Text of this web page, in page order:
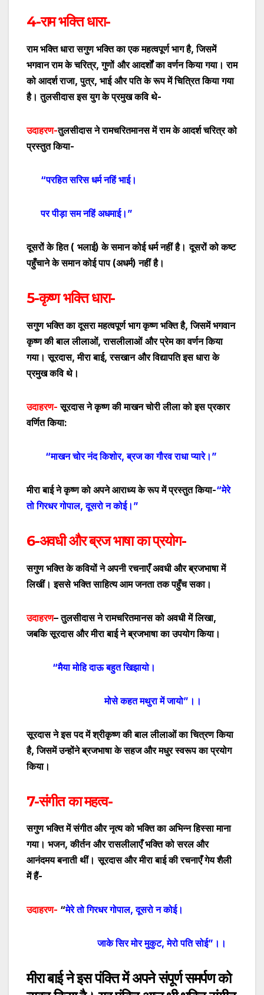
4-राम भक्ति धारा-
राम भक्ति धारा सगुण भक्ति का एक महत्वपूर्ण भाग है,जिसमें
भगवान राम के चरित्र,गुणों और आदर्शों का वर्णन किया गया। राम
को आदर्श राजा,पुत्र, भाई और पति के रूप में चित्रित किया गया
है। तुलसीदास इस युग के प्रमुख कवि थे-
उदाहरण-तुलसीदास ने रामचरितमानस में राम के आदर्श चरित्र को
प्रस्तुत किया-
“परहित सरिस धर्म नहिं भाई।
पर पीड़ा सम नहिं अधमाई।”
दूसरों के हित ( भलाई) के समान कोई धर्म नहीं है। दूसरों को कष्ट
पहुँचाने के समान कोई पाप (अधर्म) नहीं है।
5-कृष्ण भक्ति धारा-
सगुण भक्ति का दूसरा महत्वपूर्ण भाग कृष्ण भक्ति है,जिसमें भगवान
कृष्ण की बाल लीलाओं,रासलीलाओं और प्रेम का वर्णन किया
गया। सूरदास,मीरा बाई,रसखान और विद्यापति इस धारा के
प्रमुख कवि थे।
उदाहरण- सूरदास ने कृष्ण की माखन चोरी लीला को इस प्रकार
वर्णित किया:
“माखन चोर नंद किशोर,ब्रज का गौरव राधा प्यारे।”
मीरा बाई ने कृष्ण को अपने आराध्य के रूप में प्रस्तुत किया-“मेरे
तो गिरधर गोपाल,दूसरो न कोई।”
6-अवधी और ब्रज भाषा का प्रयोग-
सगुण भक्ति के कवियों ने अपनी रचनाएँ अवधी औरब्रजभाषा में
लिखीं। इससे भक्ति साहित्य आम जनता तक पहुँच सका।
उदाहरण–तुलसीदास ने रामचरितमानस को अवधी में लिखा,
जबकि सूरदास और मीरा बाई ने ब्रजभाषा का उपयोग किया।
“मैया मोहि दाऊ बहुत खिझायो।
मोसे कहत मथुरा में जायो” ।।
सूरदास ने इस पद में श्रीकृष्ण की बाल लीलाओं का चित्रण किया
है,जिसमें उन्होंने ब्रजभाषा के सहज और मधुर स्वरूप का प्रयोग
किया।
7-संगीत का महत्व-
सगुण भक्ति में संगीत और नृत्य को भक्ति का अभिन्न हिस्सा माना
गया। भजन,कीर्तन और रासलीलाएँ भक्ति को सरल और
आनंदमय बनाती थीं। सूरदास और मीरा बाई की रचनाएँ गेय शैली
में हैं-
उदाहरण- “मेरे तो गिरधर गोपाल,दूसरो न कोई।
जाके सिर मोर मुकुट,मेरो पति सोई” ।।
मीरा बाई ने इस पंक्ति में अपने संपूर्ण समर्पण को